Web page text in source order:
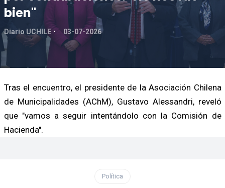
bien"
Diario UCHILE 03-07-2026
Tras el encuentro, el presidente de la Asociación Chilena
de Municipalidades (AChM), Gustavo Alessandri, reveló
que "vamos a seguir intentándolo con la Comisión de
Hacienda".
Política